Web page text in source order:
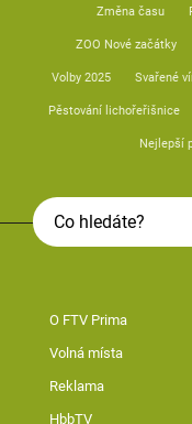
Změna času
ZOO Nové začátky
Volby 2025 Svařené
Pěstování lichořeřišnice
Nejlepší
O FTV Prima
Volná místa
Reklama
HbbTV